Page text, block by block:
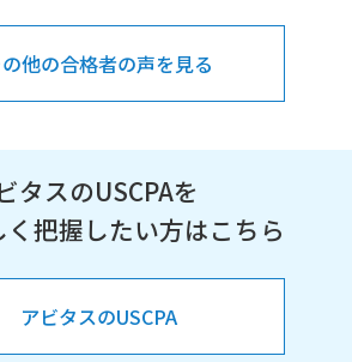
他の合格者の声を見る
タスのUSCPAを
把握したい方はこちら
アビタスのUSCPA